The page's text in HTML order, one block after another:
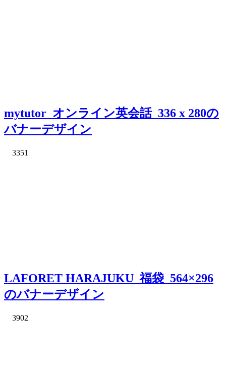
mytutor_オンライン英会話_336 x 280の
バナーデザイン
3351
LAFORET HARAJUKU_福袋_564×296
のバナーデザイン
3902